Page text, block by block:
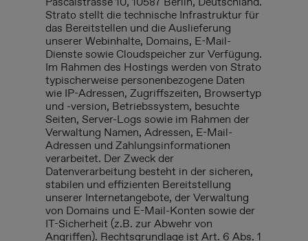
Strato stellt die technische Infrastruktur für
das Bereitstellen und die Auslieferung
unserer Webinhalte, Domains, E-Mail-
Dienste sowie Cloudspeicher zur Verfügung.
Im Rahmen des Hostings werden von Strato
typischerweise personenbezogene Daten
wie IP-Adressen, Zugriffszeiten, Browsertyp
und -version, Betriebssystem, besuchte
Seiten, Server-Logs sowie im Rahmen der
Verwaltung Namen, Adressen, E-Mail-
Adressen und Zahlungsinformationen
verarbeitet. Der Zweck der
Datenverarbeitung besteht in der sicheren,
stabilen und effizienten Bereitstellung
unserer Internetangebote, der Verwaltung
von Domains und E-Mail-Konten sowie der
IT-Sicherheit (z.B. zur Abwehr von
Angriffen). Rechtsgrundlage ist Art. 6 Abs. 1